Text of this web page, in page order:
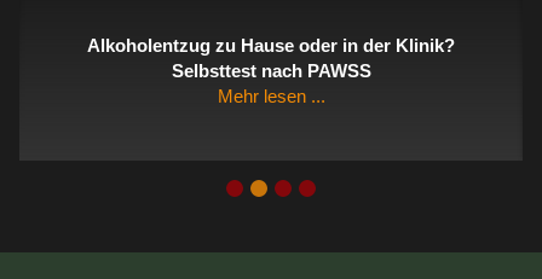
zu Hause oder in der Klinik?
nach PAWSS